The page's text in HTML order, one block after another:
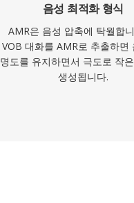
음성 최적화 형식
AMR은 음성 압축에 탁월합
VOB 대화를 AMR로 추출하면
명도를 유지하면서 극도로 작
생성됩니다.